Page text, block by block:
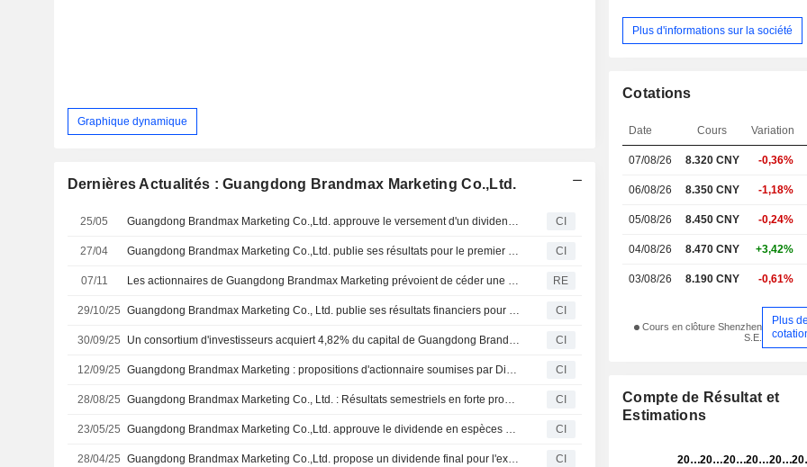
Graphique dynamique
Dernières Actualités : Guangdong Brandmax Marketing Co.,Ltd.
25/05 Guangdong Brandmax Marketing Co.,Ltd. approuve le versement d'un dividende en numéraire au titre de l'exercice 2025 CI
27/04 Guangdong Brandmax Marketing Co.,Ltd. publie ses résultats pour le premier trimestre clos le 31 mars 2026 CI
07/11 Les actionnaires de Guangdong Brandmax Marketing prévoient de céder une participation RE
29/10/25 Guangdong Brandmax Marketing Co., Ltd. publie ses résultats financiers pour les neuf premiers mois de 2025 CI
30/09/25 Un consortium d'investisseurs acquiert 4,82% du capital de Guangdong Brandmax Marketing pour environ 190 millions de CNY CI
12/09/25 Guangdong Brandmax Marketing : propositions d'actionnaire soumises par Dingjiao Liang CI
28/08/25 Guangdong Brandmax Marketing Co., Ltd. : Résultats semestriels en forte progression au 30 juin 2025 CI
23/05/25 Guangdong Brandmax Marketing Co.,Ltd. approuve le dividende en espèces pour 2024 CI
28/04/25 Guangdong Brandmax Marketing Co.,Ltd. propose un dividende final pour l'exercice 2024. CI
vente en ligne. Le secteur des
interactifs comprend principalement
expérientiels. Le secteur de la
fourniture de services de marketing
stratégie de marque et de
de marketing numérique. La
national.
Plus d'informations sur la société
Cotations
Date Cours Variation
07/08/26 8.320 CNY -0,36%
06/08/26 8.350 CNY -1,18%
05/08/26 8.450 CNY -0,24%
04/08/26 8.470 CNY +3,42%
03/08/26 8.190 CNY -0,61%
Cours en clôture Shenzhen
S.E.
Plus de
Compte de Résultat et
Estimations